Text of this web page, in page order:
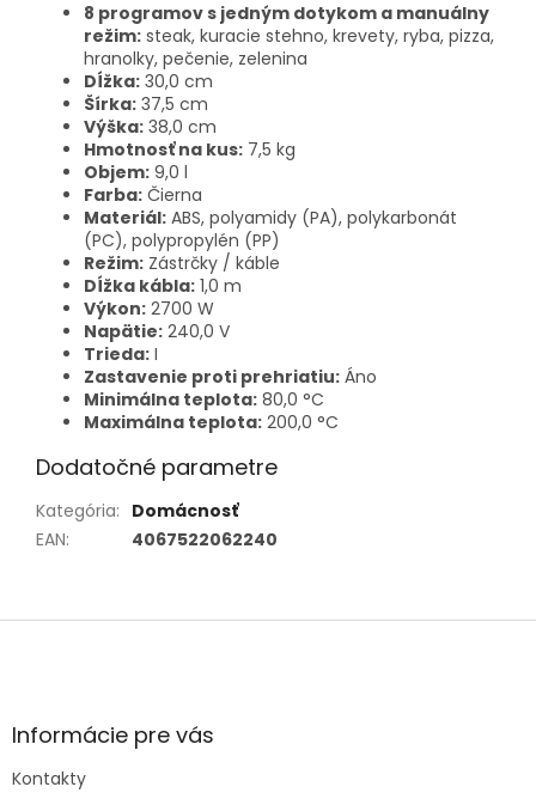
8 programov s jedným dotykom a manuálny
režim: steak, kuracie stehno, krevety, ryba, pizza,
hranolky, pečenie, zelenina
Dĺžka: 30,0 cm
Šírka: 37,5 cm
Výška: 38,0 cm
Hmotnosť na kus: 7,5 kg
Objem: 9,0 l
Farba: Čierna
Materiál: ABS, polyamidy (PA), polykarbonát
(PC), polypropylén (PP)
Režim: Zástrčky / káble
Dĺžka kábla: 1,0 m
Výkon: 2700 W
Napätie: 240,0 V
Trieda: I
Zastavenie proti prehriatiu: Áno
Minimálna teplota: 80,0 °C
Maximálna teplota: 200,0 °C
Dodatočné parametre
Kategória: Domácnosť
EAN: 4067522062240
e
Informácie pre vás
Kontakty